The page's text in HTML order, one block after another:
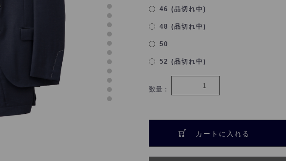
46 (品切れ中)
48 (品切れ中)
50
52 (品切れ中)
数量：
カートに入れる